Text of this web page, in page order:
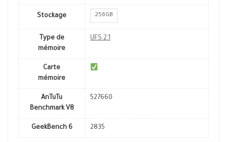
Stockage 256GB
Type de
mémoire
UFS 2.1
Carte
mémoire
AnTuTu
Benchmark V8
527660
GeekBench 6 2835